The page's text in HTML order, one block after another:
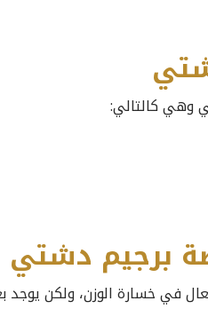
وهي كالتالي:
برجيم دشتي
في خسارة الوزن، ولكن يوجد